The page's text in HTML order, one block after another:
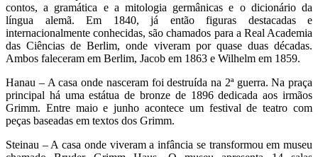
contos, a gramática e a mitologia germânicas e o dicionário da
língua alemã. Em 1840, já então figuras destacadas e
internacionalmente conhecidas, são chamados para a Real Academia
das Ciências de Berlim, onde viveram por quase duas décadas.
Ambos faleceram em Berlim, Jacob em 1863 e Wilhelm em 1859.
Hanau – A casa onde nasceram foi destruída na 2ª guerra. Na praça
principal há uma estátua de bronze de 1896 dedicada aos irmãos
Grimm. Entre maio e junho acontece um festival de teatro com
peças baseadas em textos dos Grimm.
Steinau – A casa onde viveram a infância se transformou em museu